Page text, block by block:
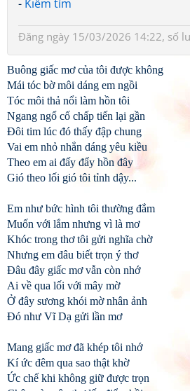
- Kiếm tìm
Đăng ngày 15/03/2026 14:22, số
Buông giấc mơ của tôi được không
Mái tóc bờ môi dáng em ngồi
Tóc môi thả nổi làm hồn tôi
Ngang ngổ cố chấp tiến lại gần
Đôi tim lúc đó thấy đập chung
Vai em nhỏ nhắn dáng yêu kiều
Theo em ai đấy đẩy hồn đây
Gió theo lối gió tôi tỉnh dậy...
Em như bức hình tôi thường đắm
Muốn với lắm nhưng vì là mơ
Khóc trong thơ tôi gửi nghĩa chờ
Nhưng em đâu biết trọn ý thơ
Đâu đây giấc mơ vẫn còn nhớ
Ai về qua lối với mây mờ
Ở đây sương khói mờ nhân ảnh
Đó như Vĩ Dạ gửi lần mơ
Mang giấc mơ đã khép tôi nhớ
Kí ức đêm qua sao thật khờ
Ức chế khi không giữ được trọn